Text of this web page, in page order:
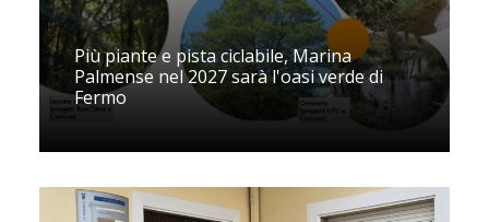
Più piante e pista ciclabile, Marina
Palmense nel 2027 sarà l'oasi verde di
Fermo